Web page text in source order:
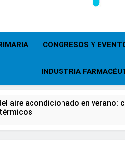
CONGRESOS Y
INDUSTRIA
aire acondicionado en